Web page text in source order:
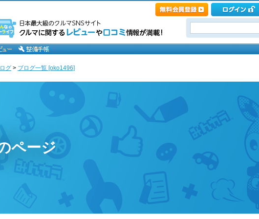
グ > ブログ一覧 [oko1496]
ページ